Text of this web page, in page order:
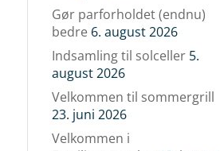
Gør parforholdet (endnu)
bedre 6. august 2026
Indsamling til solceller 5.
august 2026
Velkommen til sommergrill
23. juni 2026
Velkommen i